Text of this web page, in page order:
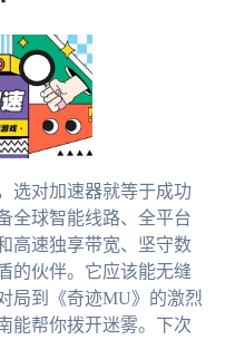
选对加速器就等于成功
全球智能线路、全平台
高速独享带宽、坚守数
的伙伴。它应该能无缝
局到《奇迹MU》的激烈
能帮你拨开迷雾。下次